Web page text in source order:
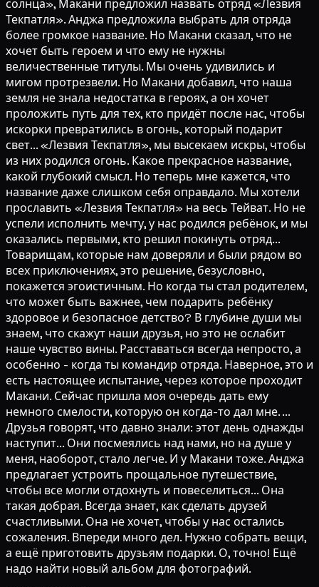
солнца», Макани предложил назвать отряд «Лезвия
Текпатля». Анджа предложила выбрать для отряда
более громкое название. Но Макани сказал, что не
хочет быть героем и что ему не нужны
величественные титулы. Мы очень удивились и
мигом протрезвели. Но Макани добавил, что наша
земля не знала недостатка в героях, а он хочет
проложить путь для тех, кто придёт после нас, чтобы
искорки превратились в огонь, который подарит
свет... «Лезвия Текпатля», мы высекаем искры, чтобы
из них родился огонь. Какое прекрасное название,
какой глубокий смысл. Но теперь мне кажется, что
название даже слишком себя оправдало. Мы хотели
прославить «Лезвия Текпатля» на весь Тейват. Но не
успели исполнить мечту, у нас родился ребёнок, и мы
оказались первыми, кто решил покинуть отряд...
Товарищам, которые нам доверяли и были рядом во
всех приключениях, это решение, безусловно,
покажется эгоистичным. Но когда ты стал родителем,
что может быть важнее, чем подарить ребёнку
здоровое и безопасное детство? В глубине души мы
знаем, что скажут наши друзья, но это не ослабит
наше чувство вины. Расставаться всегда непросто, а
особенно - когда ты командир отряда. Наверное, это и
есть настоящее испытание, через которое проходит
Макани. Сейчас пришла моя очередь дать ему
немного смелости, которую он когда-то дал мне. ...
Друзья говорят, что давно знали: этот день однажды
наступит... Они посмеялись над нами, но на душе у
меня, наоборот, стало легче. И у Макани тоже. Анджа
предлагает устроить прощальное путешествие,
чтобы все могли отдохнуть и повеселиться... Она
такая добрая. Всегда знает, как сделать друзей
счастливыми. Она не хочет, чтобы у нас остались
сожаления. Впереди много дел. Нужно собрать вещи,
а ещё приготовить друзьям подарки. О, точно! Ещё
надо найти новый альбом для фотографий.